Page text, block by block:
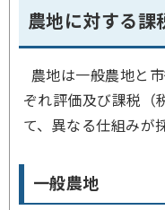
農地に対する課
農地は一般農地と
ぞれ評価及び課税（
て、異なる仕組みが
一般農地